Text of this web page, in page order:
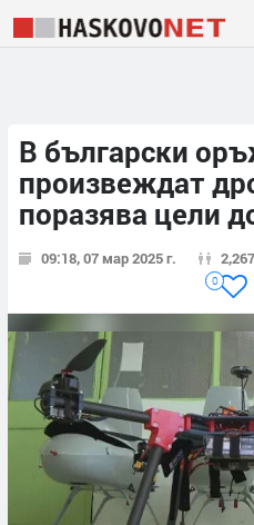
В български
произвеждат
поразява цели
09:18, 07 мар 2025 г. 2,267
0